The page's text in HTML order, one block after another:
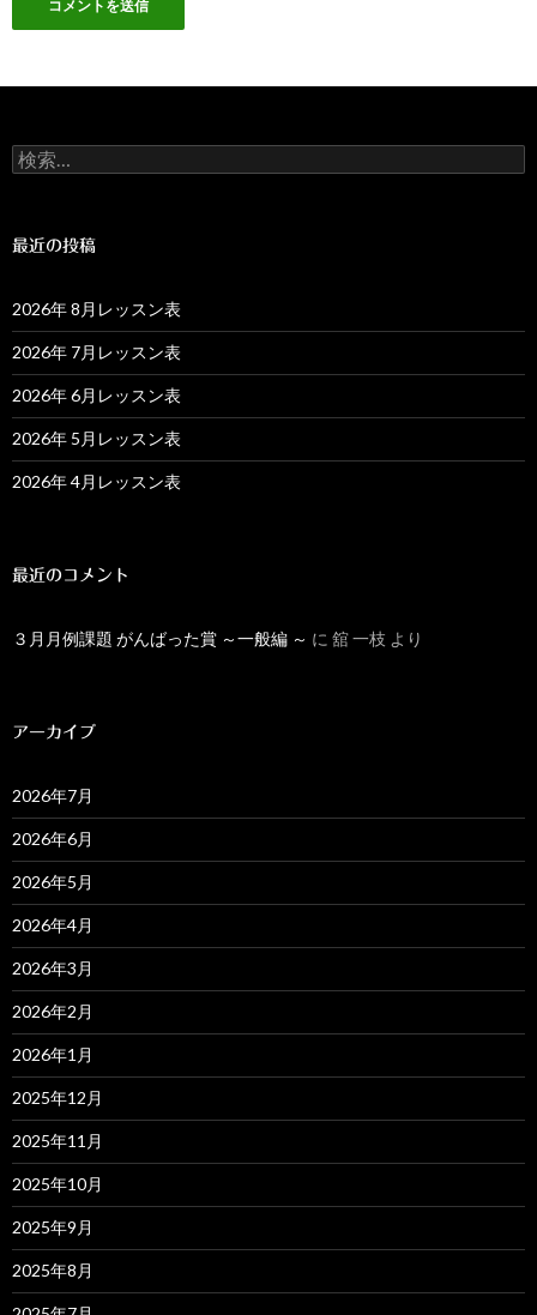
検
索:
最近の投稿
2026年 8月レッスン表
2026年 7月レッスン表
2026年 6月レッスン表
2026年 5月レッスン表
2026年 4月レッスン表
最近のコメント
３月月例課題 がんばった賞 ～一般編 ～ に 舘 一枝 より
アーカイブ
2026年7月
2026年6月
2026年5月
2026年4月
2026年3月
2026年2月
2026年1月
2025年12月
2025年11月
2025年10月
2025年9月
2025年8月